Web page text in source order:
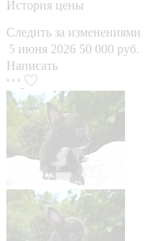
История цены
Следить за изменениями
5 июня 2026 50 000 руб.
Написать